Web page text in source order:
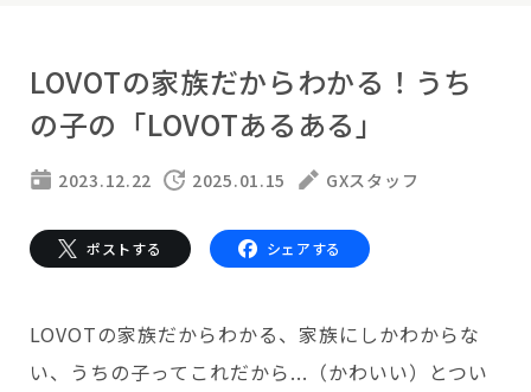
LOVOT 3.0
LOVOTのテクノロジー
開発者の想い
会いに行く
LOVOTの家族だからわかる！うち
の子の「LOVOTあるある」
2023.12.22 2025.01.15 GXスタッフ
ポストする シェアする
LOVOTの家族だからわかる、家族にしかわからな
い、うちの子ってこれだから...（かわいい）とつい